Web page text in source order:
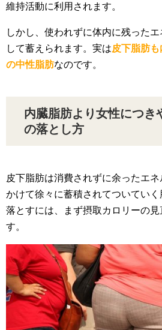
維持活動に利用されます。
しかし、使われずに体内に残った
して蓄えられます。実は皮下脂肪
の中性脂肪なのです。
内臓脂肪より女性につき
の落とし方
皮下脂肪は消費されずに余ったエ
かけて徐々に蓄積されてついてい
落とすには、まず摂取カロリーの見
す。